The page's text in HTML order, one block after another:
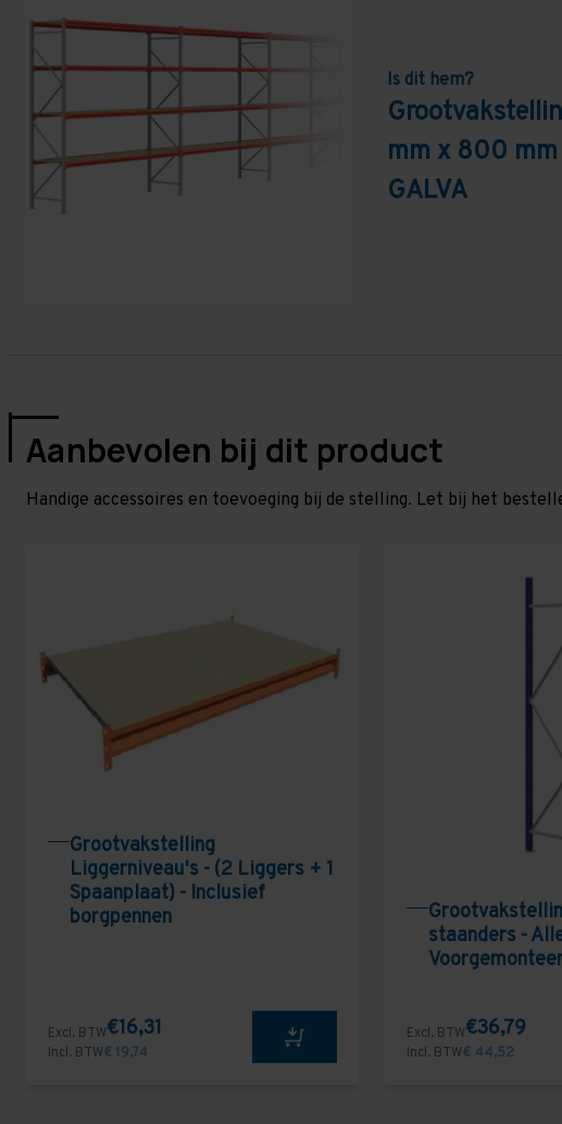
Is dit hem?
mm x 800
GALVA
Aanbevolen bij dit product
Handige accessoires en toevoeging bij de stelling. Let bij het
Grootvakstelling
Liggerniveau's - (2 Liggers + 1
Spaanplaat) - Inclusief
borgpennen
Excl. BTW€16,31
Incl. BTW€ 19,74
staanders -
Excl. BTW€36,79
Incl. BTW€ 44,52